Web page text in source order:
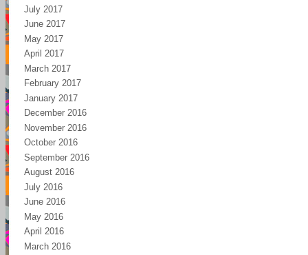
July 2017
June 2017
May 2017
April 2017
March 2017
February 2017
January 2017
December 2016
November 2016
October 2016
September 2016
August 2016
July 2016
June 2016
May 2016
April 2016
March 2016